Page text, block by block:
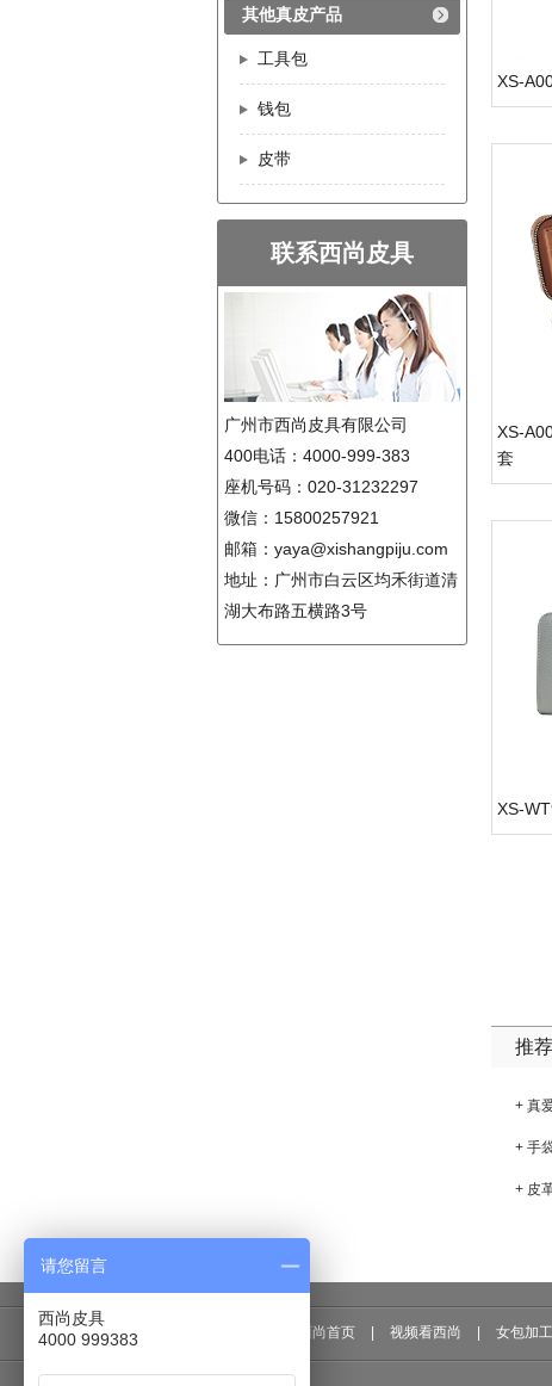
其他真皮产品
工具包
钱包
皮带
联系西尚皮具
广州市西尚皮具有限公司
400电话：4000-999-383
座机号码：020-31232297
微信：15800257921
邮箱：yaya@xishangpiju.com
地址：广州市白云区均禾街道清
湖大布路五横路3号
XS-
XS-
套
XS-
推
+ 真
+ 手
+ 皮
西尚首页 视频看西尚 女包加工
请您留言
西尚皮具
4000 999383